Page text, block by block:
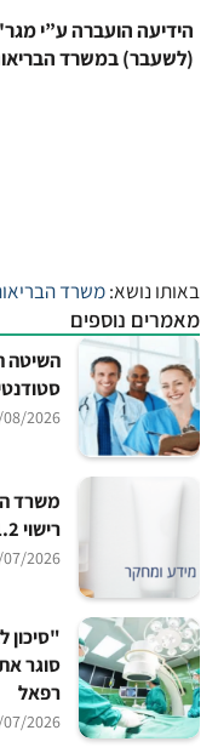
הידיעה הועברה ע”י
(לשעבר) במשרד
באותו נושא:משרד
מאמרים נוספים
השיטה
2026
משרד
רישוי 1.2א' ו-1.2ב' (תמרוקים)
2026
סוגר
רפאל
2026